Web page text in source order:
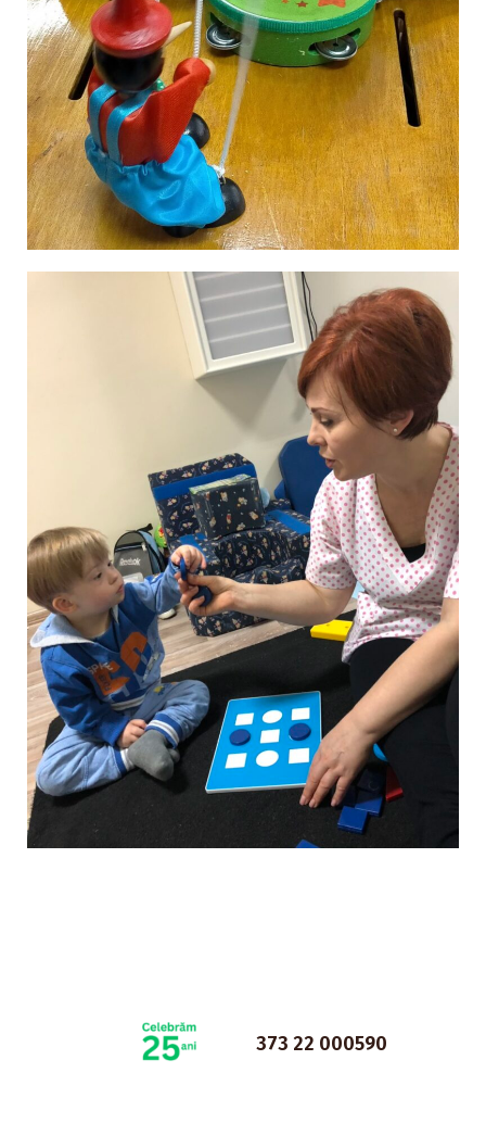
373 22 000590